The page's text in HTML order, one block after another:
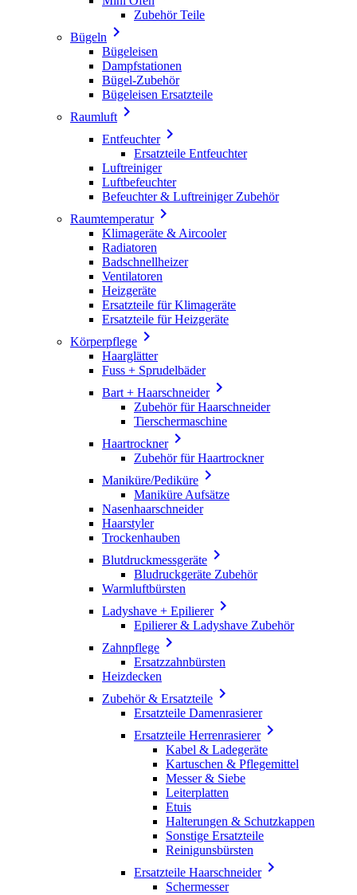
Zubehör Teile
Bügeln 
Bügeleisen
Dampfstationen
Bügel-Zubehör
Bügeleisen Ersatzteile
Raumluft 
Entfeuchter
Ersatzteile Entfeuchter
Luftreiniger
Luftbefeuchter
Befeuchter & Luftreiniger Zubehör
Raumtemperatur
Klimageräte & Aircooler
Radiatoren
Badschnellheizer
Ventilatoren
Heizgeräte
Ersatzteile für Klimageräte
Ersatzteile für Heizgeräte
Körperpflege 
Haarglätter
Fuss + Sprudelbäder
Bart + Haarschneider
Zubehör für Haarschneider
Tierschermaschine
Haartrockner
Zubehör für Haartrockner
Maniküre/Pediküre 
Maniküre Aufsätze
Nasenhaarschneider
Haarstyler
Trockenhauben
Blutdruckmessgeräte 
Bludruckgeräte Zubehör
Warmluftbürsten
Ladyshave + Epilierer
Epilierer & Ladyshave Zubehör
Zahnpflege 
Ersatzzahnbürsten
Heizdecken
Zubehör & Ersatzteile 
Ersatzteile Damenrasierer
Ersatzteile Herrenrasierer
Kabel & Ladegeräte
Kartuschen & Pflegemittel
Messer & Siebe
Leiterplatten
Etuis
Halterungen & Schutzkappen
Sonstige Ersatzteile
Reinigunsbürsten
Ersatzteile Haarschneider
Schermesser